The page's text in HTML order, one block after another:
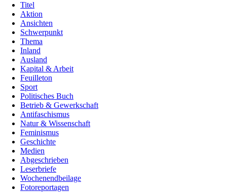
Titel
Aktion
Ansichten
Schwerpunkt
Thema
Inland
Ausland
Kapital & Arbeit
Feuilleton
Sport
Politisches Buch
Betrieb & Gewerkschaft
Antifaschismus
Natur & Wissenschaft
Feminismus
Geschichte
Medien
Abgeschrieben
Leserbriefe
Wochenendbeilage
Fotoreportagen